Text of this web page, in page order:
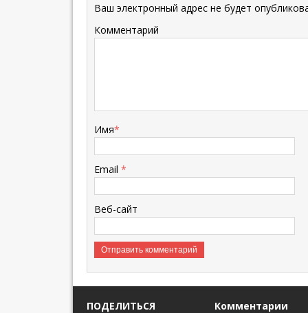
Ваш электронный адрес не будет
Комментарий
Имя*
Email *
Веб-сайт
ПОДЕЛИТЬСЯ Комментарии